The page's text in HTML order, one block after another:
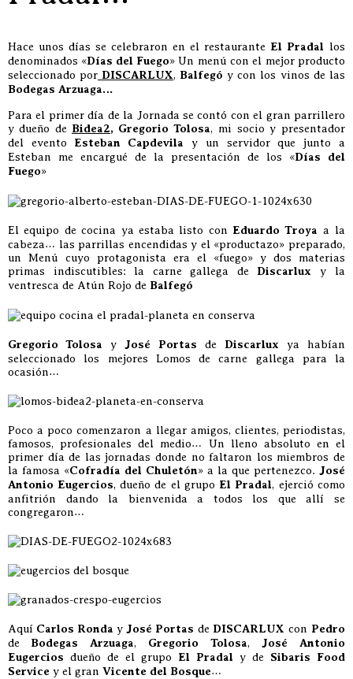
Hace unos días se celebraron en el restaurante El Pradal los
denominados «Días del Fuego» Un menú con el mejor producto
seleccionado por DISCARLUX, Balfegó y con los vinos de las
Bodegas Arzuaga…
Para el primer día de la Jornada se contó con el gran parrillero
y dueño de Bidea2, Gregorio Tolosa, mi socio y presentador
del evento Esteban Capdevila y un servidor que junto a
Esteban me encargué de la presentación de los «Días del
Fuego»
El equipo de cocina ya estaba listo con Eduardo Troya a la
cabeza… las parrillas encendidas y el «productazo» preparado,
un Menú cuyo protagonista era el «fuego» y dos materias
primas indiscutibles: la carne gallega de Discarlux y la
ventresca de Atún Rojo de Balfegó
Gregorio Tolosa y José Portas de Discarlux ya habían
seleccionado los mejores Lomos de carne gallega para la
ocasión…
Poco a poco comenzaron a llegar amigos, clientes, periodistas,
famosos, profesionales del medio… Un lleno absoluto en el
primer día de las jornadas donde no faltaron los miembros de
la famosa «Cofradía del Chuletón» a la que pertenezco. José
Antonio Eugercios, dueño de el grupo El Pradal, ejerció como
anfitrión dando la bienvenida a todos los que allí se
congregaron…
Aquí Carlos Ronda y José Portas de DISCARLUX con Pedro
de Bodegas Arzuaga, Gregorio Tolosa, José Antonio
Eugercios dueño de el grupo El Pradal y de Sibaris Food
Service y el gran Vicente del Bosque…